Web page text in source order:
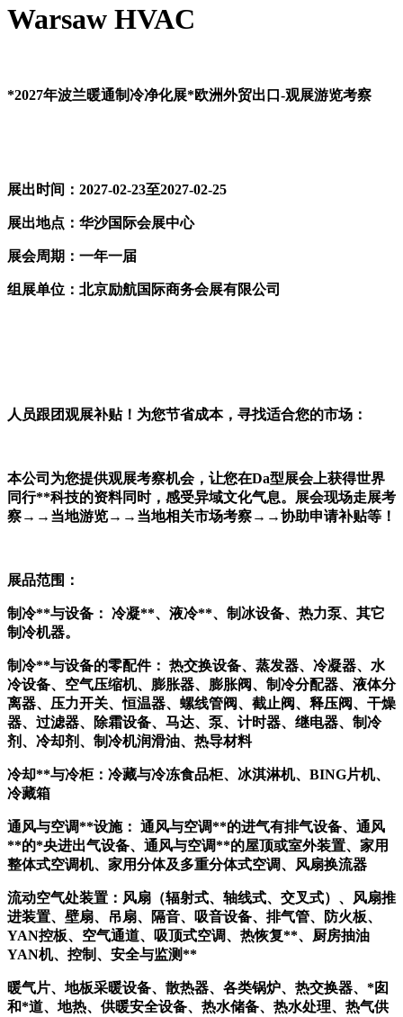
Warsaw HVAC
*2027年波兰暖通制冷净化展*欧洲外贸出口-观展游览考察
展出时间： 2027-02-23至2027-02-25
展出地点： 华沙国际会展中心
展会周期：一年一届
组展单位：北京励航国际商务会展有限公司
人员跟团观展补贴！为您节省成本，寻找适合您的市场：
本公司为您提供观展考察机会，让您在Da型展会上获得世界
同行**科技的资料同时，感受异域文化气息。展会现场走展考
察→→当地游览→→当地相关市场考察→→协助申请补贴等！
展品范围：
制冷**与设备： 冷凝**、液冷**、制冰设备、热力泵、其它
制冷机器。
制冷**与设备的零配件： 热交换设备、蒸发器、冷凝器、水
冷设备、空气压缩机、膨胀器、膨胀阀、制冷分配器、液体分
离器、压力开关、恒温器、螺线管阀、截止阀、释压阀、干燥
器、过滤器、除霜设备、马达、泵、计时器、继电器、制冷
剂、冷却剂、制冷机润滑油、热导材料
冷却**与冷柜：冷藏与冷冻食品柜、冰淇淋机、 BING片机、
冷藏箱
通风与空调**设施： 通风与空调**的进气有排气设备、通风
**的*央进出气设备、通风与空调**的屋顶或室外装置、家用
整体式空调机、家用分体及多重分体式空调、风扇换流器
流动空气处装置：风扇（辐射式、轴线式、交叉式）、风扇推
进装置、壁扇、吊扇、隔音、吸音设备、排气管、防火板、
YAN控板、空气通道、吸顶式空调、热恢复**、厨房抽油
YAN机、控制、安全与监测**
暖气片、地板采暖设备、散热器、各类锅炉、热交换器、 *囱
和*道、地热、供暖安全设备、热水储备、热水处理、热气供